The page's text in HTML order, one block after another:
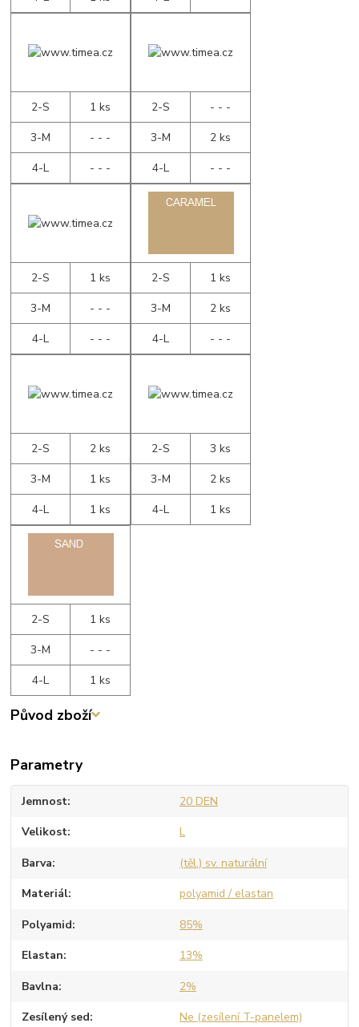
2-S
1 ks
3-M
- - -
4-L
- - -
2-S
- - -
3-M
2 ks
4-L
- - -
2-S
1 ks
3-M
- - -
4-L
- - -
2-S
1 ks
3-M
2 ks
4-L
- - -
2-S
2 ks
3-M
1 ks
4-L
1 ks
2-S
3 ks
3-M
2 ks
4-L
1 ks
2-S
1 ks
3-M
- - -
4-L
1 ks
Původ zboží
Parametry
Jemnost 20 DEN
Velikost L
Barva (těl.) sv. naturální
Materiál polyamid / elastan
Polyamid 85%
Elastan 13%
Bavlna 2%
Zesílený sed Ne (zesílení T-panelem)